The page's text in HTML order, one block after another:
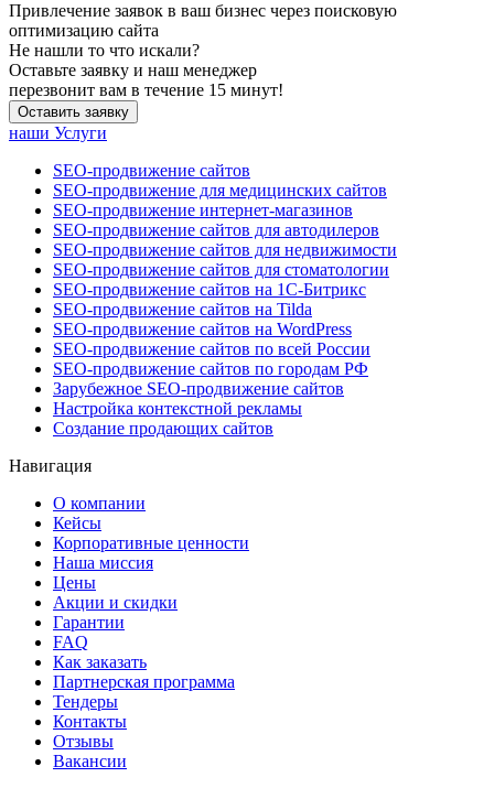
Привлечение заявок в ваш бизнес через поисковую
оптимизацию сайта
Не нашли то что искали?
Оставьте заявку и наш менеджер
перезвонит вам в течение 15 минут!
Оставить заявку
наши Услуги
SEO-продвижение сайтов
SEO-продвижение для медицинских сайтов
SEO-продвижение интернет-магазинов
SEO-продвижение сайтов для автодилеров
SEO-продвижение сайтов для недвижимости
SEO-продвижение сайтов для стоматологии
SEO-продвижение сайтов на 1С-Битрикс
SEO-продвижение сайтов на Tilda
SEO-продвижение сайтов на WordPress
SEO-продвижение сайтов по всей России
SEO-продвижение сайтов по городам РФ
Зарубежное SEO-продвижение сайтов
Настройка контекстной рекламы
Создание продающих сайтов
Навигация
О компании
Кейсы
Корпоративные ценности
Наша миссия
Цены
Акции и скидки
Гарантии
FAQ
Как заказать
Партнерская программа
Тендеры
Контакты
Отзывы
Вакансии